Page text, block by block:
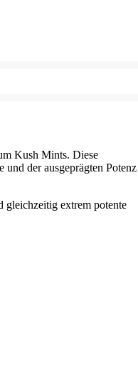
Kush Mints. Diese
der ausgeprägten Potenz
gleichzeitig extrem potente